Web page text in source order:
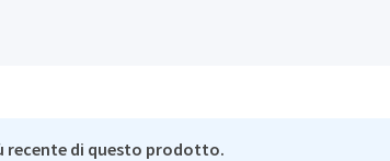
recente di questo prodotto.